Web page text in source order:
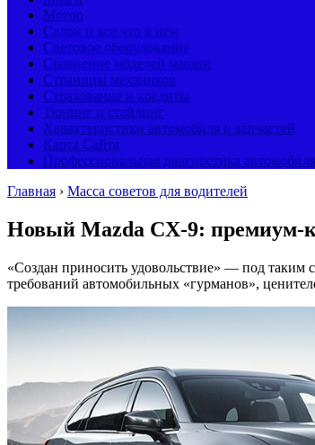
Мотор
Салон и все что в нем
Световое оборудование
Сравнение моделей машин
Страницы механиков
Страхование и кредиты
Тюнинг и стайлинг
Характеристики автомобиля и запчастей
Карта Сайта
Профессиональная диагностика
Главная › Масса советов для водителей
Новый Mazda CX-9: премиум-
«Создан приносить удовольствие» — под таким
требований автомобильных «гурманов»,